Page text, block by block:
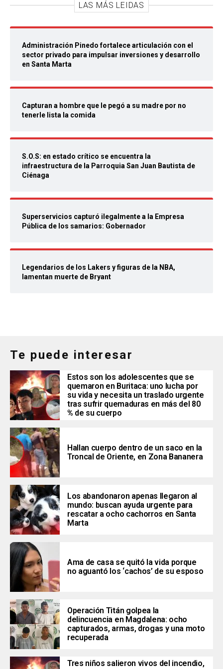
LAS MÁS LEIDAS
Administración Pinedo fortalece articulación con el
sector privado para impulsar inversiones y desarrollo
en Santa Marta
Capturan a hombre que le pegó a su madre por no
tenerle lista la comida
S.O.S: en estado crítico se encuentra la
infraestructura de la Parroquia San Juan Bautista de
Ciénaga
Superservicios capturó ilegalmente a la Empresa
Pública de los samarios: Gobernador
Legendarios de los Lakers y figuras de la NBA,
lamentan muerte de Bryant
Te puede interesar
Estos son los adolescentes que se
quemaron en Buritaca: uno lucha por
su vida y necesita un traslado urgente
tras sufrir quemaduras en más del 80
% de su cuerpo
Hallan cuerpo dentro de un saco en la
Troncal de Oriente, en Zona Bananera
Los abandonaron apenas llegaron al
mundo: buscan ayuda urgente para
rescatar a ocho cachorros en Santa
Marta
Ama de casa se quitó la vida porque
no aguantó los ‘cachos’ de su esposo
Operación Titán golpea la
delincuencia en Magdalena: ocho
capturados, armas, drogas y una moto
recuperada
Tres niños salieron vivos del incendio,